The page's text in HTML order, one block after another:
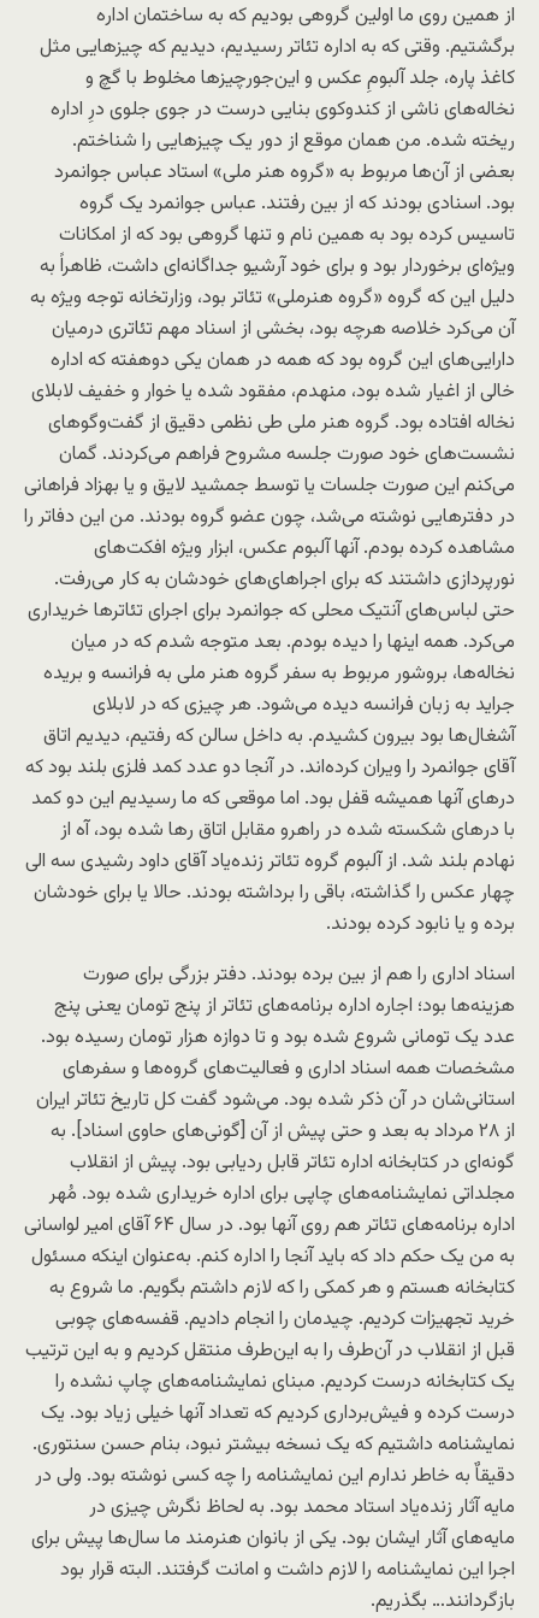
از همین روی ما اولین گروهی بودیم که به ساختمان اداره
برگشتیم. وقتی که به اداره تئاتر رسیدیم، دیدیم که چیزهایی مثل
کاغذ پاره، جلد آلبومِ عکس و این‌جورچیزها مخلوط با گچ و
نخاله‌های ناشی از کندوکوی بنایی درست در جوی جلوی درِ اداره
ریخته شده. من همان موقع از دور یک چیزهایی را شناختم.
بعضی از آن‌ها مربوط به «گروه هنر ملی» استاد عباس جوانمرد
بود. اسنادی بودند که از بین رفتند. عباس جوانمرد یک گروه
تاسیس کرده بود به همین نام و تنها گروهی بود که از امکانات
ویژه‌ای برخوردار بود و برای خود آرشیو جداگانه‌ای داشت، ظاهراً به
دلیل این که گروه «گروه هنرملی» تئاتر بود، وزارتخانه توجه ویژه به
آن می‌کرد خلاصه هرچه بود، بخشی از اسناد مهم تئاتری درمیان
دارایی‌های این گروه بود که همه در همان یکی دوهفته که اداره
خالی از اغیار شده بود، منهدم، مفقود شده یا خوار و خفیف لابلای
نخاله افتاده بود. گروه هنر ملی طی نظمی دقیق از گفت‌وگوهای
نشست‌های خود صورت جلسه مشروح فراهم می‌کردند. گمان
می‌کنم این صورت جلسات یا توسط جمشید لایق و یا بهزاد فراهانی
در دفترهایی نوشته می‌شد، چون عضو گروه بودند. من این دفاتر را
مشاهده کرده بودم. آنها آلبوم عکس، ابزار ویژه افکت‌های
نورپردازی داشتند که برای اجراهای‌های خودشان به کار می‌رفت.
حتی لباس‌های آنتیک محلی که جوانمرد برای اجرای تئاترها خریداری
می‌کرد. همه اینها را دیده بودم. بعد متوجه شدم که در میان
نخاله‌ها، بروشور مربوط به سفر گروه هنر ملی به فرانسه و بریده
جراید به زبان فرانسه دیده می‌شود. هر چیزی که در لابلای
آشغال‌ها بود بیرون کشیدم. به داخل سالن که رفتیم، دیدیم اتاق
آقای جوانمرد را ویران کرده‌اند. در آنجا دو عدد کمد فلزی بلند بود که
درهای آنها همیشه قفل بود. اما موقعی که ما رسیدیم این دو کمد
با درهای شکسته شده در راهرو مقابل اتاق رها شده بود، آه از
نهادم بلند شد. از آلبوم گروه تئاتر زنده‌یاد آقای داود رشیدی سه الی
چهار عکس را گذاشته، باقی را برداشته بودند. حالا یا برای خودشان
برده و یا نابود کرده بودند.
اسناد اداری را هم از بین برده بودند. دفتر بزرگی برای صورت
هزینه‌ها بود؛ اجاره اداره برنامه‌های تئاتر از پنج تومان یعنی پنج
عدد یک تومانی شروع شده بود و تا دوازه هزار تومان رسیده بود.
مشخصات همه اسناد اداری و فعالیت‌های گروه‌ها و سفرهای
استانی‌شان در آن ذکر شده بود. می‌شود گفت کل تاریخ تئاتر ایران
از ۲۸ مرداد به بعد و حتی پیش از آن [گونی‌های حاوی اسناد]. به
گونه‌ای در کتابخانه اداره تئاتر قابل ردیابی بود. پیش از انقلاب
مجلداتی نمایشنامه‌های چاپی برای اداره خریداری شده بود. مُهر
اداره برنامه‌های تئاتر هم روی آنها بود. در سال ۶۴ آقای امیر لواسانی
به من یک حکم داد که باید آنجا را اداره کنم. به‌عنوان اینکه مسئول
کتابخانه هستم و هر کمکی را که لازم داشتم بگویم. ما شروع به
خرید تجهیزات کردیم. چیدمان را انجام دادیم. قفسه‌های چوبی
قبل از انقلاب در آن‌طرف را به این‌طرف منتقل کردیم و به این ترتیب
یک کتابخانه درست کردیم. مبنای نمایشنامه‌های چاپ نشده را
درست کرده و فیش‌برداری کردیم که تعداد آنها خیلی زیاد بود. یک
نمایشنامه داشتیم که یک نسخه بیشتر نبود، بنام حسن سنتوری.
دقیقاٌ به خاطر ندارم این نمایشنامه را چه کسی نوشته بود. ولی در
مایه آثار زنده‌یاد استاد محمد بود. به لحاظ نگرش چیزی در
مایه‌های آثار ایشان بود. یکی از بانوان هنرمند ما سال‌ها پیش برای
اجرا این نمایشنامه را لازم داشت و امانت گرفتند. البته قرار بود
بازگردانند… بگذریم.